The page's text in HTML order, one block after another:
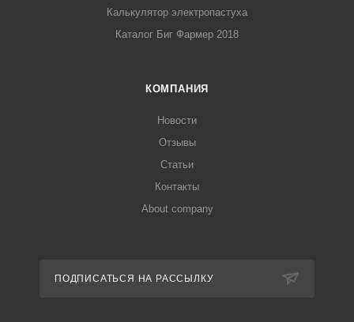
Калькулятор электропастуха
Каталог Биг Фармер 2018
КОМПАНИЯ
Новости
Отзывы
Статьи
Контакты
About company
ПОДПИСАТЬСЯ НА РАССЫЛКУ